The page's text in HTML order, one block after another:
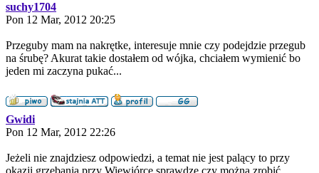
suchy1704
Pon 12 Mar, 2012 20:25
Przeguby mam na nakrętke, interesuje mnie czy podejdzie przegub
na śrubę? Akurat takie dostałem od wójka, chciałem wymienić bo
jeden mi zaczyna pukać...
Gwidi
Pon 12 Mar, 2012 22:26
Jeżeli nie znajdziesz odpowiedzi, a temat nie jest palący to przy
okazji grzebania przy Wiewiórce sprawdzę czy można zrobić